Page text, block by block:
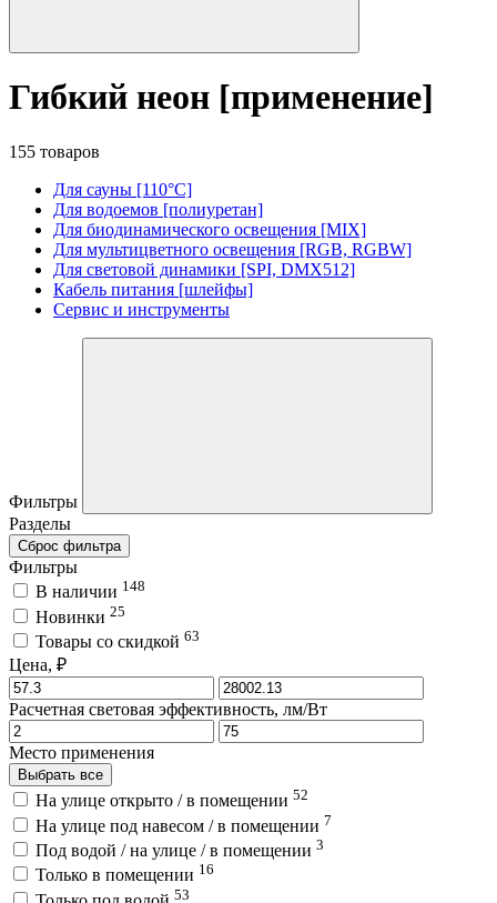
Гибкий неон [применение]
155 товаров
Для сауны [110°C]
Для водоемов [полиуретан]
Для биодинамического освещения [MIX]
Для мультицветного освещения [RGB, RGBW]
Для световой динамики [SPI, DMX512]
Кабель питания [шлейфы]
Сервис и инструменты
Фильтры
Разделы
Сброс фильтра
Фильтры
В наличии 148
Новинки 25
Товары со скидкой 63
Цена, ₽
Расчетная световая эффективность, лм/Вт
Место применения
Выбрать все
На улице открыто / в помещении 52
На улице под навесом / в помещении 7
Под водой / на улице / в помещении 3
Только в помещении 16
53